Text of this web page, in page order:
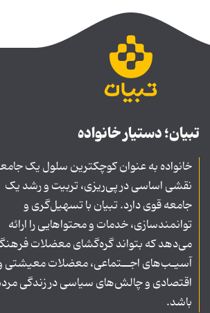
تبیان؛ دستیار خانواده
خانواده به عنوان کوچکترین سلول یک
نقشی اساسی در پی‌ریزی، تربیت و رشد یک
جامعه قوی دارد. تبیان با تسهیل‌گری و
توانمندسازی، خدمات و محتواهایی را ارائه
می‌دهد که بتواند گره‌گشای معضلات
آسیـب‌های اجــتماعی، معضلات معیشتی
اقتصادی و چالش‌های سیاسی در زندگی
باشد.